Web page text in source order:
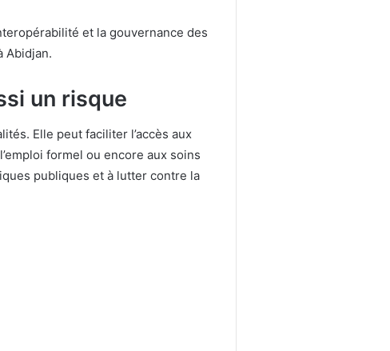
et la gouvernance des
Abidjan.
un risque
Elle peut faciliter l’accès aux
formel ou encore aux soins
publiques et à lutter contre la